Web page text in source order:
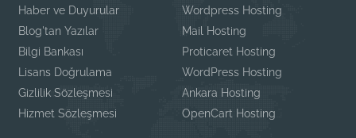
Haber ve Duyurular
Blog'tan Yazılar
Bilgi Bankası
Lisans Doğrulama
Gizlilik Sözleşmesi
Hizmet Sözleşmesi
Wordpress Hosting
Mail Hosting
Proticaret Hosting
WordPress Hosting
Ankara Hosting
OpenCart Hosting